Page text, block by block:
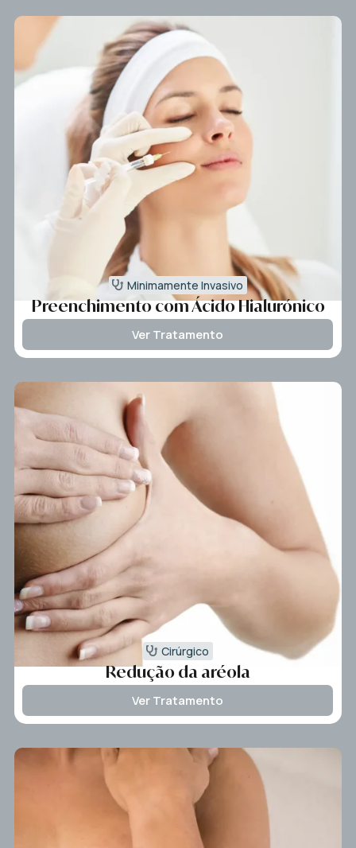
Minimamente Invasivo
Preenchimento com Ácido Hialurónico
Ver Tratamento
Cirúrgico
Redução da aréola
Ver Tratamento